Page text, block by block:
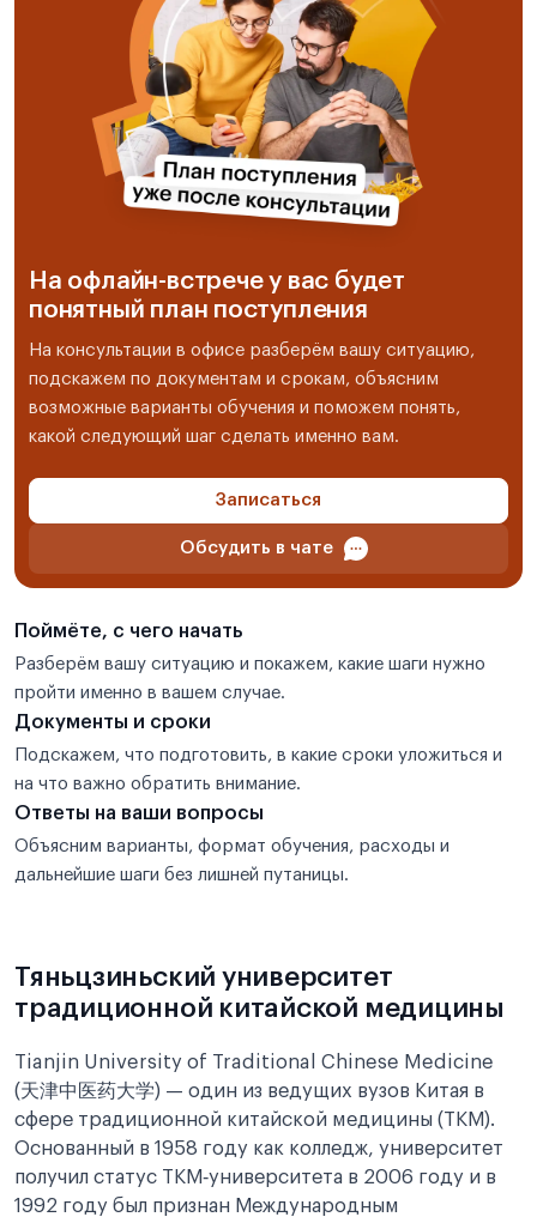
На офлайн-встрече у вас будет
понятный план поступления
На консультации в офисе разберём вашу ситуацию,
подскажем по документам и срокам, объясним
возможные варианты обучения и поможем понять,
какой следующий шаг сделать именно вам.
Записаться
Обсудить в чате
Поймёте, с чего начать
Разберём вашу ситуацию и покажем, какие шаги нужно
пройти именно в вашем случае.
Документы и сроки
Подскажем, что подготовить, в какие сроки уложиться и
на что важно обратить внимание.
Ответы на ваши вопросы
Объясним варианты, формат обучения, расходы и
дальнейшие шаги без лишней путаницы.
Тяньцзиньский университет
традиционной китайской медицины
Tianjin University of Traditional Chinese Medicine
(天津中医药大学) — один из ведущих вузов Китая в
сфере традиционной китайской медицины (ТКМ).
Основанный в 1958 году как колледж, университет
получил статус ТКМ‑университета в 2006 году и в
1992 году был признан Международным